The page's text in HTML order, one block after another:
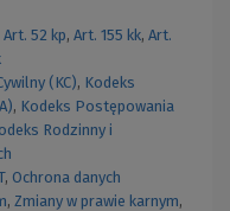
Art. 52 kp, Art. 155 kk, Art.
(KC), Kodeks
, Kodeks Postępowania
Rodzinny i
, Ochrona danych
, Zmiany w prawie karnym,